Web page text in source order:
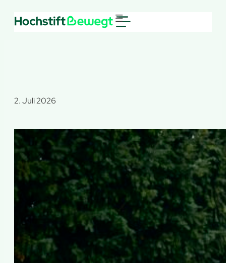
Inhalt
2. Juli 2026